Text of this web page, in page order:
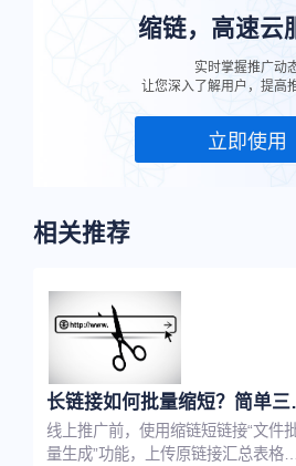
缩链，高速云
实时掌握推广动
让您深入了解用户，提高
立即使用
相关推荐
长链接如何
线上推广前，使用缩链短链接“文件
量生成”功能，上传原链接汇总表格，